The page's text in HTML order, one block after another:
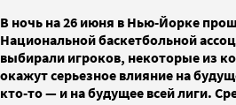
В ночь на 26 июня в Нью-Йорке
Национальной баскетбольной
выбирали игроков, некоторые из
окажут серьезное влияние на
кто-то — и на будущее всей лиги.